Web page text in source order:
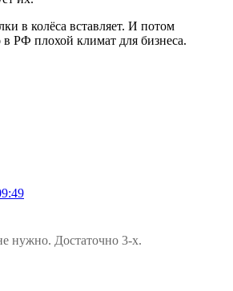
в колёса вставляет. И потом
в РФ плохой климат для бизнеса.
нужно. Достаточно 3-х.